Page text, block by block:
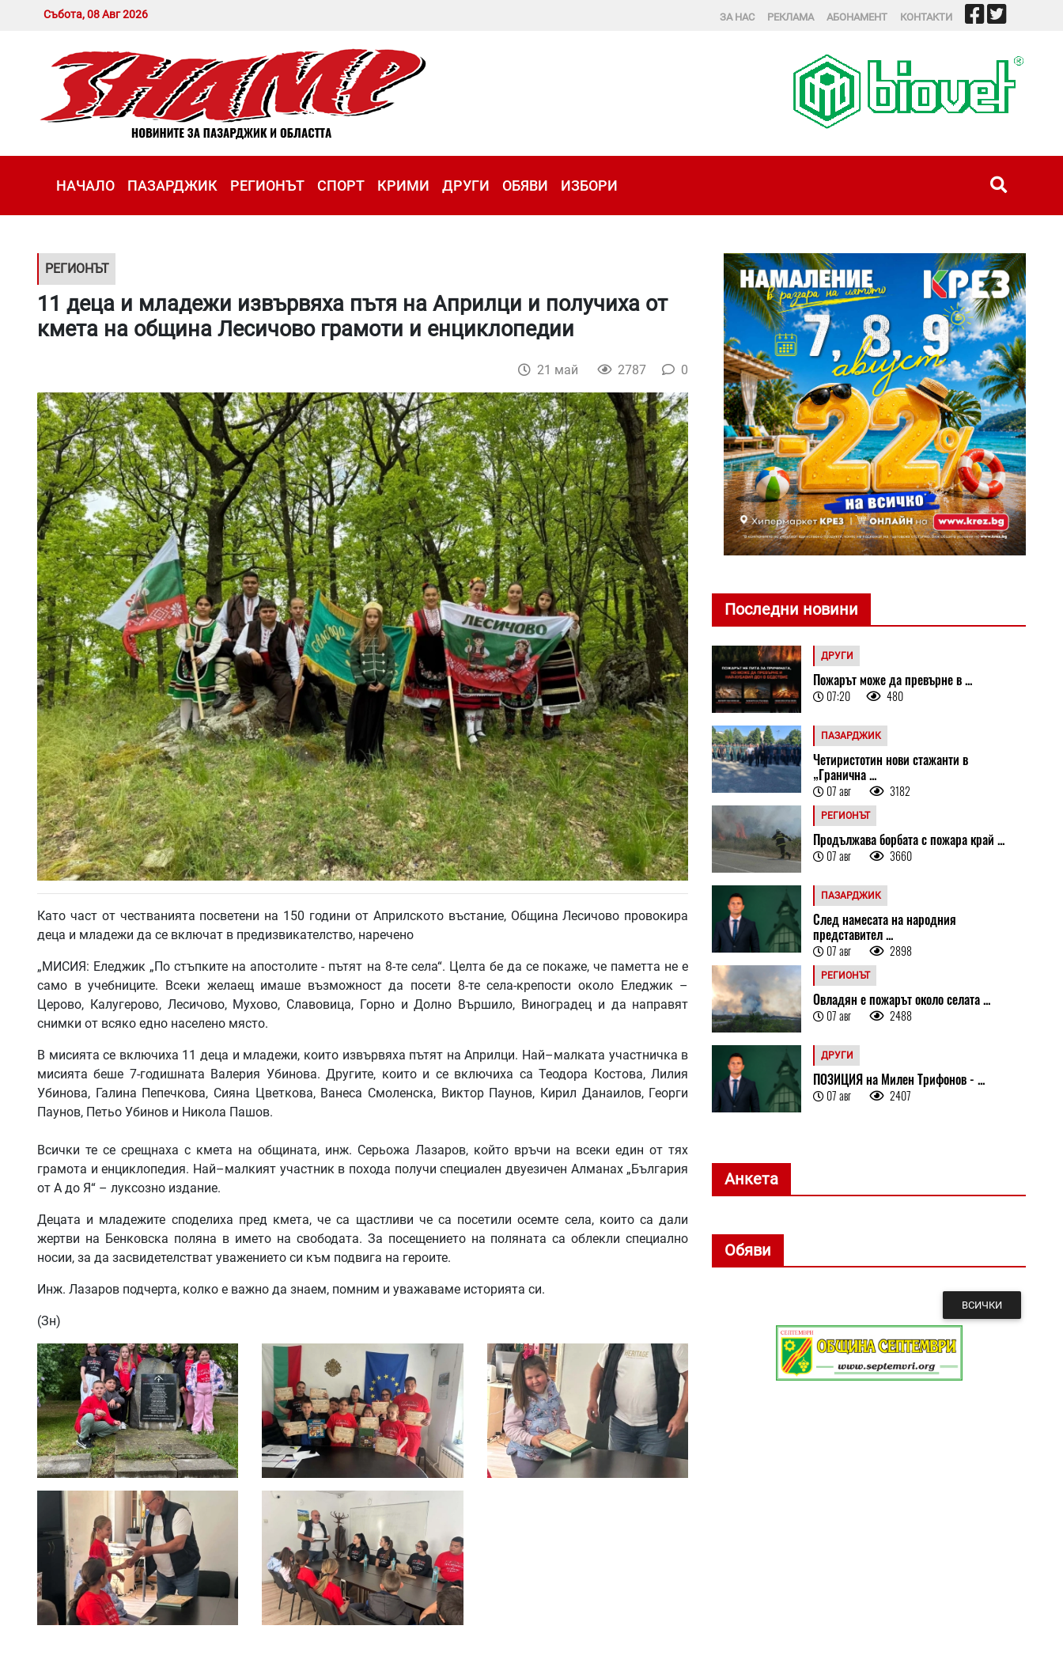
Събота, 08 Авг 2026 ЗА НАС РЕКЛАМА АБОНАМЕНТ КОНТАКТИ
НАЧАЛО ПАЗАРДЖИК РЕГИОНЪТ СПОРТ КРИМИ ДРУГИ ОБЯВИ ИЗБОРИ
РЕГИОНЪТ
11 деца и младежи извървяха пътя на Априлци и получиха от
кмета на община Лесичово грамоти и енциклопедии
21 май 2787 0
Като част от честванията посветени на 150 години от Априлското въстание, Община Лесичово провокира
деца и младежи да се включат в предизвикателство, наречено
„МИСИЯ: Еледжик „По стъпките на апостолите - пътят на 8-те села“. Целта бе да се покаже, че паметта не е
само в учебниците. Всеки желаещ имаше възможност да посети 8-те села-крепости около Еледжик –
Церово, Калугерово, Лесичово, Мухово, Славовица, Горно и Долно Вършило, Виноградец и да направят
снимки от всяко едно населено място.
В мисията се включиха 11 деца и младежи, които извървяха пътят на Априлци. Най–малката участничка в
мисията беше 7-годишната Валерия Убинова. Другите, които и се включиха са Теодора Костова, Лилия
Убинова, Галина Пепечкова, Сияна Цветкова, Ванеса Смоленска, Виктор Паунов, Кирил Данаилов, Георги
Паунов, Петьо Убинов и Никола Пашов.
Всички те се срещнаха с кмета на общината, инж. Серьожа Лазаров, който връчи на всеки един от тях
грамота и енциклопедия. Най–малкият участник в похода получи специален двуезичен Алманах „България
от А до Я“ – луксозно издание.
Децата и младежите споделиха пред кмета, че са щастливи че са посетили осемте села, които са дали
жертви на Бенковска поляна в името на свободата. За посещението на поляната са облекли специално
носии, за да засвидетелстват уважението си към подвига на героите.
Инж. Лазаров подчерта, колко е важно да знаем, помним и уважаваме историята си.
(Зн)
Последни новини
ДРУГИ
Пожарът може да превърне в ...
07:20 480
ПАЗАРДЖИК
Четиристотин нови стажанти в
„Гранична ...
07 авг 3182
РЕГИОНЪТ
Продължава борбата с пожара край ...
07 авг 3660
ПАЗАРДЖИК
След намесата на народния
представител ...
07 авг 2898
РЕГИОНЪТ
Овладян е пожарът около селата ...
07 авг 2488
ДРУГИ
ПОЗИЦИЯ на Милен Трифонов - ...
07 авг 2407
Анкета
Обяви
ВСИЧКИ